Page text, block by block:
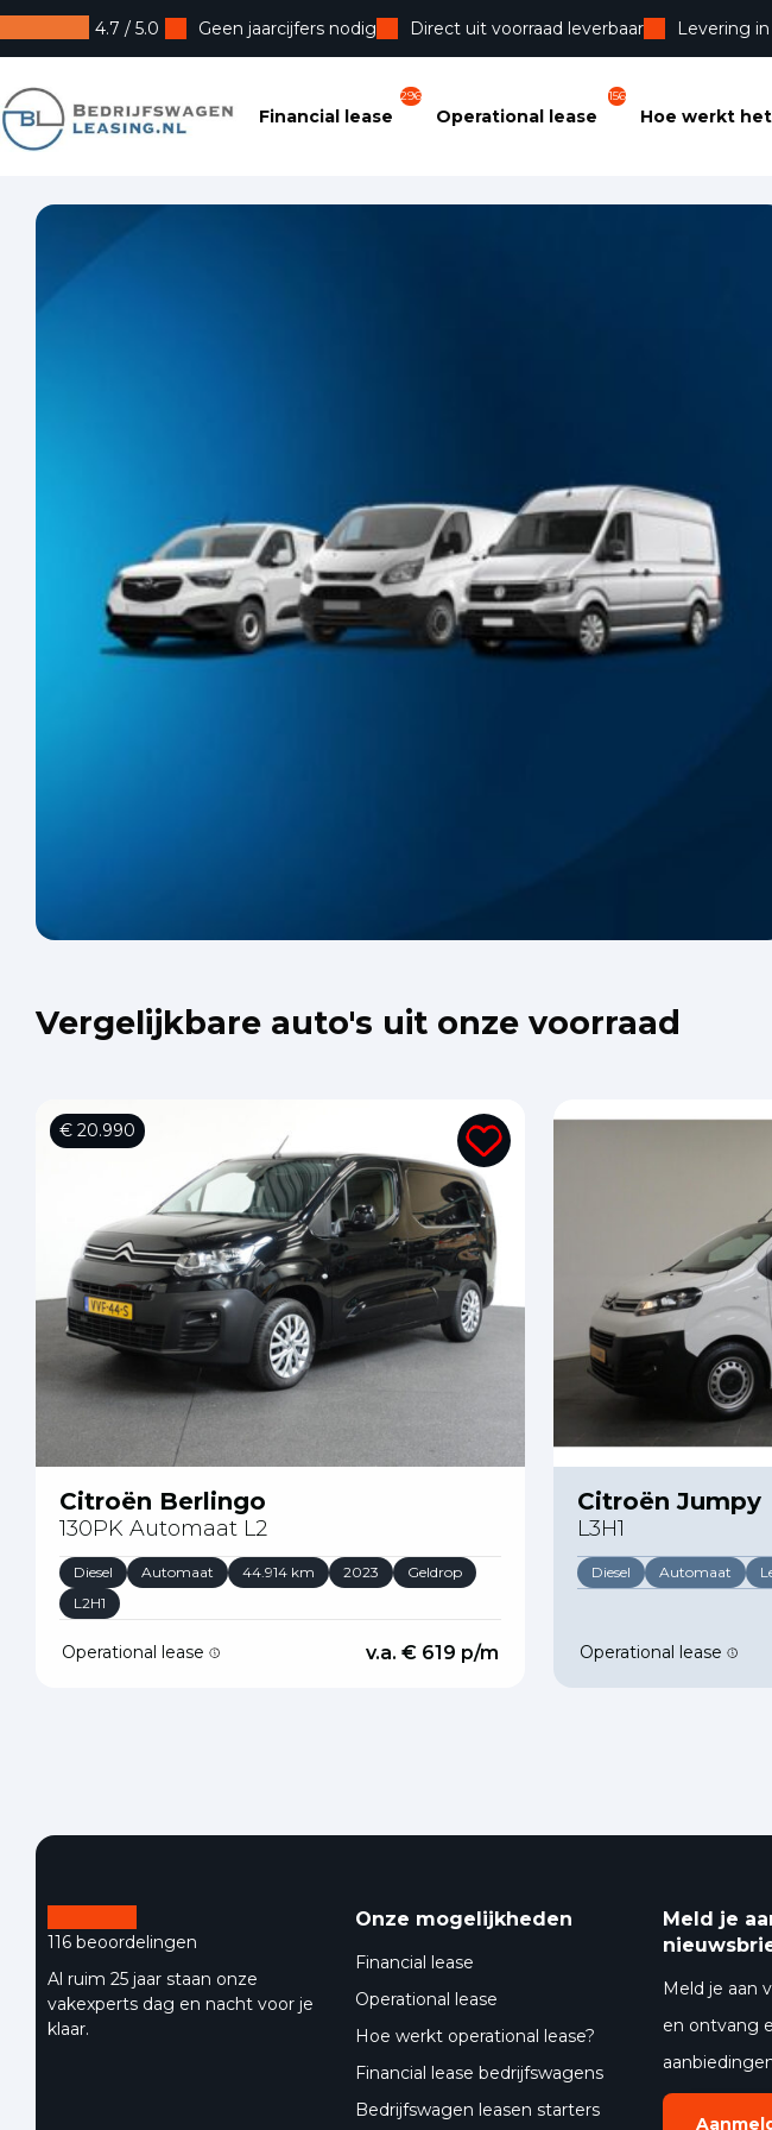
4.7 / 5.0 Geen jaarcijfers nodig Direct uit voorraad leverbaar Levering
Bedrijfswagenleasing
Financial lease
296
Operational lease
156
Hoe werkt
Vergelijkbare auto's uit onze voorraad
€ 20.990
Citroën Berlingo
130PK Automaat L2
Diesel Automaat 44.914 km 2023
Geldrop
L2H1
Operational lease v.a. € 619 p/m
Citroën Jumpy
L3H1
Diesel Automaat
Operational lease
116 beoordelingen
Al ruim 25 jaar staan onze
vakexperts dag en nacht voor je
klaar.
Onze mogelijkheden
Financial lease
Operational lease
Hoe werkt operational lease?
Financial lease bedrijfswagens
Bedrijfswagen leasen starters
Meld je
Meld je aan
en ontvang